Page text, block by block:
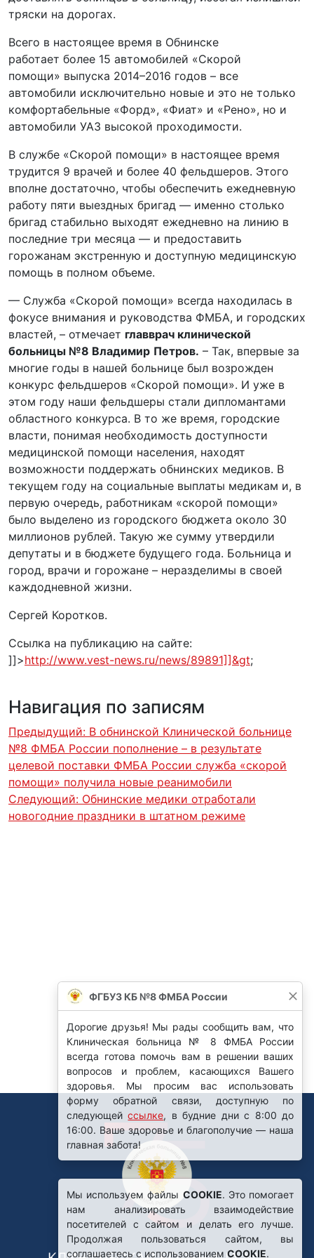
тряски на дорогах.
Всего в настоящее время в Обнинске
работает более 15 автомобилей «Скорой
помощи» выпуска 2014–2016 годов – все
автомобили исключительно новые и это не только
комфортабельные «Форд», «Фиат» и «Рено», но и
автомобили УАЗ высокой проходимости.
В службе «Скорой помощи» в настоящее время
трудится 9 врачей и более 40 фельдшеров. Этого
вполне достаточно, чтобы обеспечить ежедневную
работу пяти выездных бригад — именно столько
бригад стабильно выходят ежедневно на линию в
последние три месяца — и предоставить
горожанам экстренную и доступную медицинскую
помощь в полном объеме.
— Служба «Скорой помощи» всегда находилась в
фокусе внимания и руководства ФМБА, и городских
властей, – отмечает главврач клинической
больницы №8 Владимир Петров. – Так, впервые за
многие годы в нашей больнице был возрожден
конкурс фельдшеров «Скорой помощи». И уже в
этом году наши фельдшеры стали дипломантами
областного конкурса. В то же время, городские
власти, понимая необходимость доступности
медицинской помощи населения, находят
возможности поддержать обнинских медиков. В
текущем году на социальные выплаты медикам и, в
первую очередь, работникам «скорой помощи»
было выделено из городского бюджета около 30
миллионов рублей. Такую же сумму утвердили
депутаты и в бюджете будущего года. Больница и
город, врачи и горожане – неразделимы в своей
каждодневной жизни.
Сергей Коротков.
Ссылка на публикацию на сайте:
]]>http://www.vest-news.ru/news/89891]]&gt;
Навигация по записям
Предыдущий: В обнинской Клинической больнице
№8 ФМБА России пополнение – в результате
целевой поставки ФМБА России служба «скорой
помощи» получила новые реанимобили
Следующий: Обнинские медики отработали
новогодние праздники в штатном режиме
ФГБУЗ КБ №8 ФМБА России
Дорогие друзья! Мы рады сообщить вам, что
Клиническая больница № 8 ФМБА России
всегда готова помочь вам в решении ваших
вопросов и проблем, касающихся Вашего
здоровья. Мы просим вас использовать
форму обратной связи, доступную по
следующейссылке, в будние дни с 8:00 до
16:00. Ваше здоровье и благополучие — наша
главная забота!
Мы используем файлы COOKIE. Это помогает
нам анализировать взаимодействие
посетителей с сайтом и делать его лучше.
Продолжая пользоваться сайтом, вы
соглашаетесь с использованиемCOOKIE.